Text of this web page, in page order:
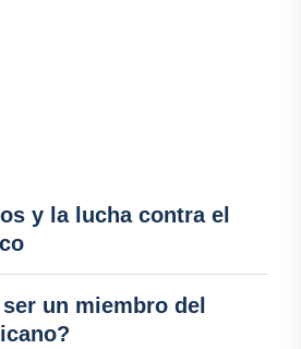
y la lucha contra el
un miembro del